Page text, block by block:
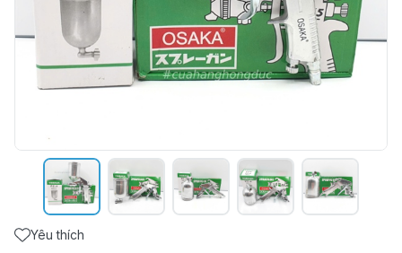
Yêu thích